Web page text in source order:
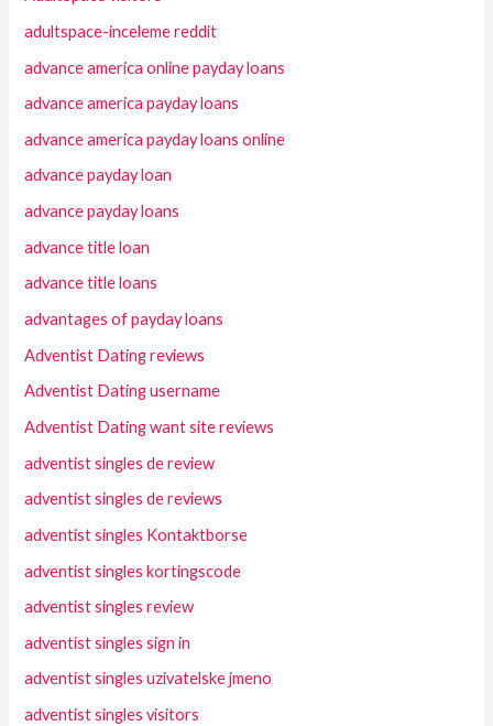
adultspace-inceleme reddit
advance america online payday loans
advance america payday loans
advance america payday loans online
advance payday loan
advance payday loans
advance title loan
advance title loans
advantages of payday loans
Adventist Dating reviews
Adventist Dating username
Adventist Dating want site reviews
adventist singles de review
adventist singles de reviews
adventist singles Kontaktborse
adventist singles kortingscode
adventist singles review
adventist singles sign in
adventist singles uzivatelske jmeno
adventist singles visitors